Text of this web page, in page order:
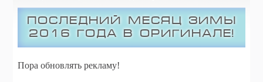
Последний месяц зимы
2016 года в Оригинале!
Пора обновлять рекламу!